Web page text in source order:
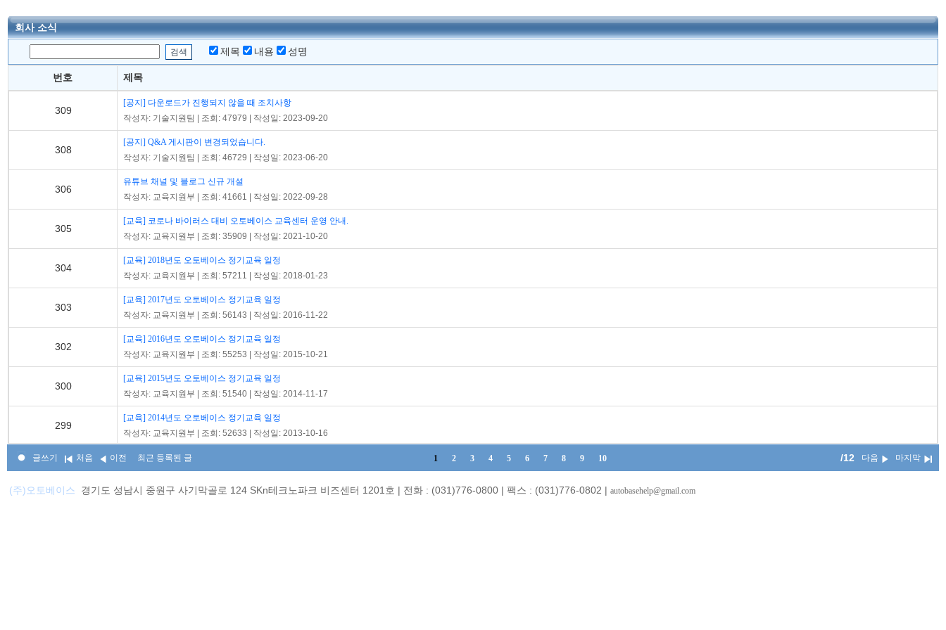
회사 소식
제목 내용 성명
번호 제목
309
[공지] 다운로드가 진행되지 않을 때 조치사항
작성자: 기술지원팀 | 조회: 47979 | 작성일: 2023-09-20
308
[공지] Q&A 게시판이 변경되었습니다.
작성자: 기술지원팀 | 조회: 46729 | 작성일: 2023-06-20
306
유튜브 채널 및 블로그 신규 개설
작성자: 교육지원부 | 조회: 41661 | 작성일: 2022-09-28
305
[교육] 코로나 바이러스 대비 오토베이스 교육센터 운영 안내.
작성자: 교육지원부 | 조회: 35909 | 작성일: 2021-10-20
304
[교육] 2018년도 오토베이스 정기교육 일정
작성자: 교육지원부 | 조회: 57211 | 작성일: 2018-01-23
303
[교육] 2017년도 오토베이스 정기교육 일정
작성자: 교육지원부 | 조회: 56143 | 작성일: 2016-11-22
302
[교육] 2016년도 오토베이스 정기교육 일정
작성자: 교육지원부 | 조회: 55253 | 작성일: 2015-10-21
300
[교육] 2015년도 오토베이스 정기교육 일정
작성자: 교육지원부 | 조회: 51540 | 작성일: 2014-11-17
299
[교육] 2014년도 오토베이스 정기교육 일정
작성자: 교육지원부 | 조회: 52633 | 작성일: 2013-10-16
298
[교육] 2013년도 오토베이스 정기교육 일정
작성자: 교육지원부 | 조회: 50488 | 작성일: 2012-10-17
[긴급공지] 오토베이스 홈페이지 접속 오류. 접속방법
글쓰기 처음 이전 최근 등록된 글 1 2 3 4 5 6 7 8 9 10 /12 다음 마지막
(주)오토베이스 경기도 성남시 중원구 사기막골로 124 SKn테크노파크 비즈센터 1201호 | 전화 : (031)776-0800 | 팩스 : (031)776-0802 | autobasehelp@gmail.com